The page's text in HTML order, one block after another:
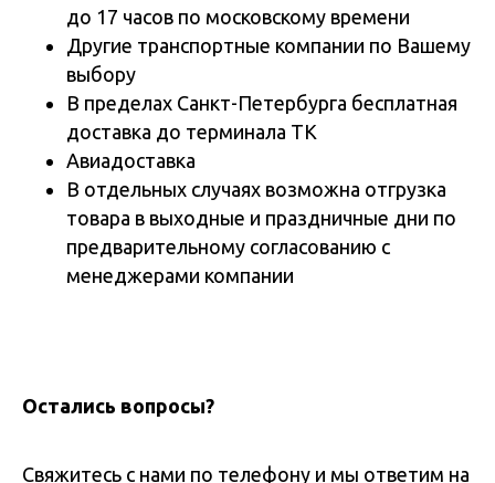
до 17 часов по московскому времени
Другие транспортные компании по Вашему
выбору
В пределах Санкт-Петербурга бесплатная
доставка до терминала ТК
Авиадоставка
В отдельных случаях возможна отгрузка
товара в выходные и праздничные дни по
предварительному согласованию с
менеджерами компании
Остались вопросы?
Свяжитесь с нами по телефону и мы ответим на